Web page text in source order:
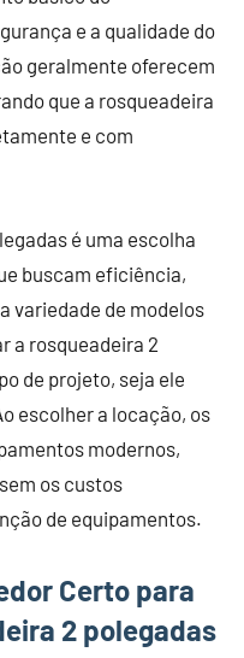
e a qualidade do
geralmente oferecem
que a rosqueadeira
e com
é uma escolha
buscam eficiência,
variedade de modelos
a rosqueadeira 2
de projeto, seja ele
escolher a locação, os
modernos,
os custos
de equipamentos.
Certo para
2 polegadas